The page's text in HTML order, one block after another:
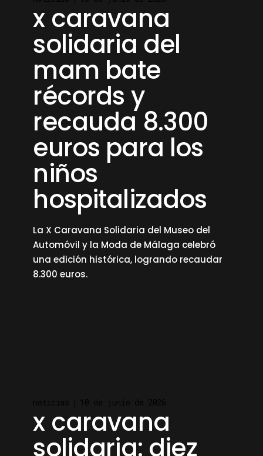
x caravana
solidaria del
mam bate
récords y
recauda 8.300
euros para los
niños
hospitalizados
La X Caravana Solidaria del Museo del
Automóvil y la Moda de Málaga celebró
una edición histórica, logrando recaudar
8.300 euros.
x caravana
solidaria: diez